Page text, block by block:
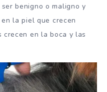
benigno o maligno y
la piel que crecen
crecen en la boca y las